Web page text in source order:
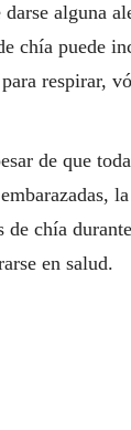
alguna
chía puede
respirar,
de que
chía
en salud.